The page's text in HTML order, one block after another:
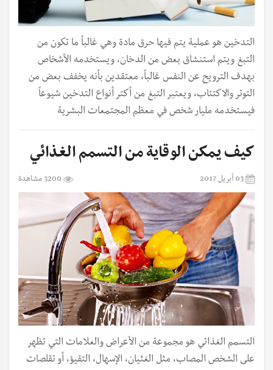
التدخين هو عملية يتم فيها حرق مادة وهي غالباً ما تكون من
التبغ ويتم استنشاق بعض من الدخان، ويستخدمه الأشخاص
بهدف الترويح عن النفس غالباً، معتقدين بأنه يخفف بعض من
التوتر والاكتئاب، ويعتبر التبغ من أكتر أنواع التدخين شيوعاً
فيستخدمه مليار شخص في معظم المجتمعات البشرية
كيف يمكن الوقاية من التسمم الغذائي
03 أبريل 2017 3200 مشاهدة
التسمم الغذائي هو مجموعة من الأعراض والعلامات التي تظهر
على الشخص المصاب، مثل الغثيان، الإسهال، التقيؤ، أو تقلصات